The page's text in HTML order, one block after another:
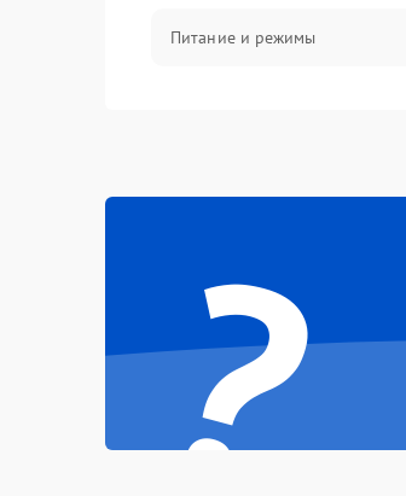
Питание и режимы
Механика
?